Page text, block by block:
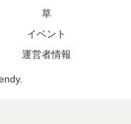
草
イベント
運営者情報